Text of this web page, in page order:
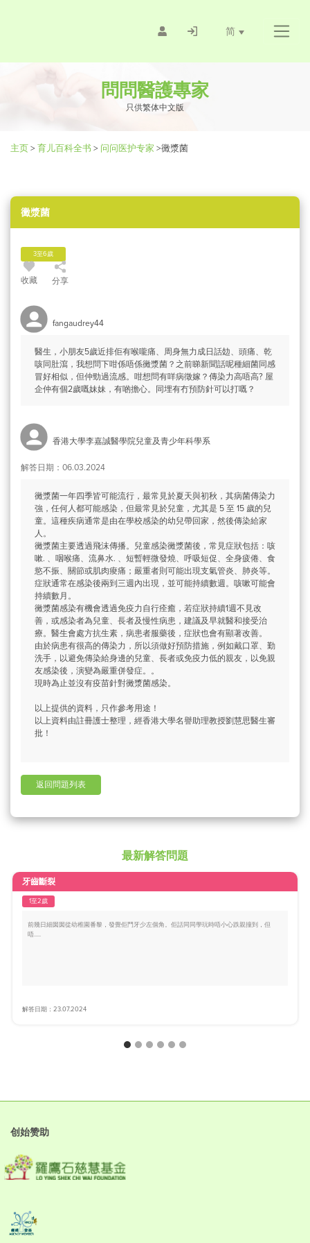
简
問問醫護專家
只供繁体中文版
主页> 育儿百科全书 > 问问医护专家 >黴漿菌
黴漿菌
3至6歲
收藏 分享
fangaudrey44
醫生，小朋友5歲近排佢有喉嚨痛、周身無力成日話攰、頭痛、乾
咳同肚瀉，我想問下咁係唔係黴漿菌？之前睇新聞話呢種細菌同感
冒好相似，但仲勁過流感。咁想問有咩病徵嫁？傳染力高唔高? 屋
企仲有個2歲嘅妹妹，有啲擔心。同埋有冇預防針可以打嘅？
香港大學李嘉誠醫學院兒童及青少年科學系
解答日期：06.03.2024
黴漿菌一年四季皆可能流行，最常見於夏天與初秋，其病菌傳染力
強，任何人都可能感染，但最常見於兒童，尤其是 5 至 15 歲的兒
童。這種疾病通常是由在學校感染的幼兒帶回家，然後傳染給家
人。
黴漿菌主要透過飛沫傳播。兒童感染黴漿菌後，常見症狀包括：咳
嗽. 、咽喉痛、流鼻水. 、短暫輕微發燒、呼吸短促、全身疲倦、食
慾不振、關節或肌肉痠痛；嚴重者則可能出現支氣管炎、肺炎等。
症狀通常在感染後兩到三週內出現，並可能持續數週。咳嗽可能會
持續數月。
黴漿菌感染有機會透過免疫力自行痊癒，若症狀持續1週不見改
善，或感染者為兒童、長者及慢性病患，建議及早就醫和接受治
療。醫生會處方抗生素，病患者服藥後，症狀也會有顯著改善。
由於病患有很高的傳染力，所以須做好預防措施，例如戴口罩、勤
洗手，以避免傳染給身邊的兒童、長者或免疫力低的親友，以免親
友感染後，演變為嚴重併發症。。
現時為止並沒有疫苗針對黴漿菌感染。
以上提供的資料，只作參考用途！
以上資料由註冊護士整理，經香港大學名譽助理教授劉慧思醫生審
批！
返回問題列表
最新解答問題
牙齒斷裂
1至2歲
前幾日細囡囡從幼稚園番黎，發覺佢門牙少左個角。佢話同同學玩時唔小心跌親撞到，但
唔.....
解答日期：23.07.2024
创始赞助